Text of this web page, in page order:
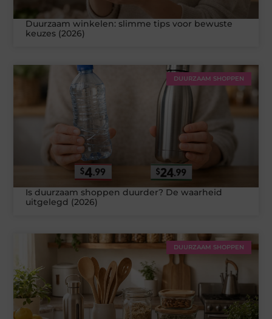
Duurzaam winkelen: slimme tips voor bewuste
keuzes (2026)
DUURZAAM SHOPPEN
Is duurzaam shoppen duurder? De waarheid
uitgelegd (2026)
DUURZAAM SHOPPEN